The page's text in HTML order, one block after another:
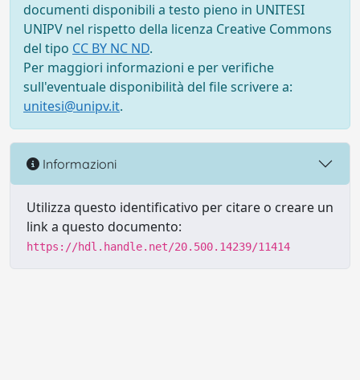
documenti disponibili a testo pieno in UNITESI
UNIPV nel rispetto della licenza Creative Commons
del tipo CC BY NC ND.
Per maggiori informazioni e per verifiche
sull'eventuale disponibilità del file scrivere a:
unitesi@unipv.it.
Informazioni
Utilizza questo identificativo per citare o creare un
link a questo documento:
https://hdl.handle.net/20.500.14239/11414